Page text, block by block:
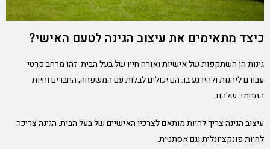
כיצד מתאימים את עיצוב הגינה לטעם האישי?
גינות הן השתקפות של אישיות ואורח חייו של בעל הבית. זהו מרחב פרטי
עבורם ליהנות ולהירגע בו. הם יכולים לבלות עם המשפחה, החברים וחיות
המחמד שלהם.
עיצוב הגינה צריך להיות מותאם לצרכיו האישיים של בעל הבית. הגינה צריכה
להיות פונקציונלית וגם אסתטית.